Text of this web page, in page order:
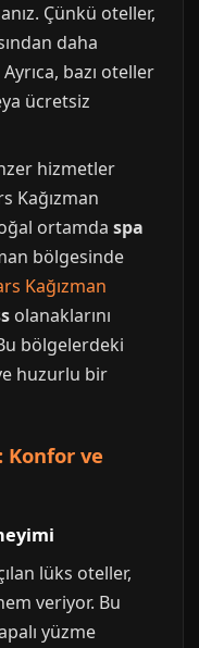
Çünkü oteller,
daha
bazı oteller
ücretsiz
hizmetler
Kağızman
ortamda spa
bölgesinde
Kağızman
olanaklarını
bölgelerdeki
huzurlu bir
Konfor ve
lüks oteller,
veriyor. Bu
yüzme